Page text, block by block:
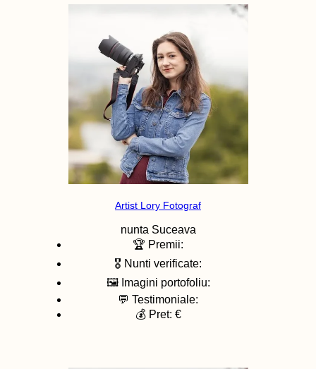
Artist Lory Fotograf
nunta Suceava
🏆 Premii:
🎖️ Nunti verificate:
🖼️ Imagini portofoliu:
💬 Testimoniale:
💰 Pret: €